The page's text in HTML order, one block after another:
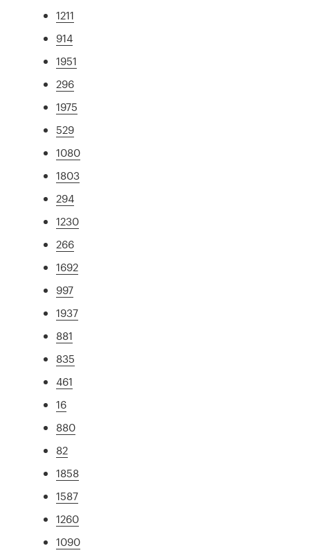
1211
914
1951
296
1975
529
1080
1803
294
1230
266
1692
997
1937
881
835
461
16
880
82
1858
1587
1260
1090